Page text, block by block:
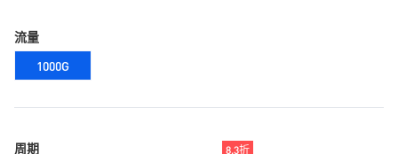
流量
1000G
周期 8.3折